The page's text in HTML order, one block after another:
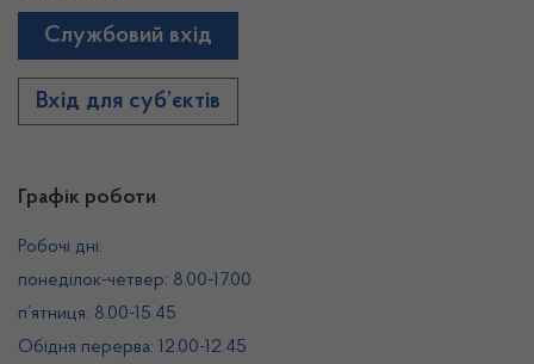
Графік роботи
Робочі дні:
понеділок-четвер: 8.00-17.00
п’ятниця: 8.00-15.45
Обідня перерва: 12.00-12.45
Службовий вхід
Вхід для суб’єктів